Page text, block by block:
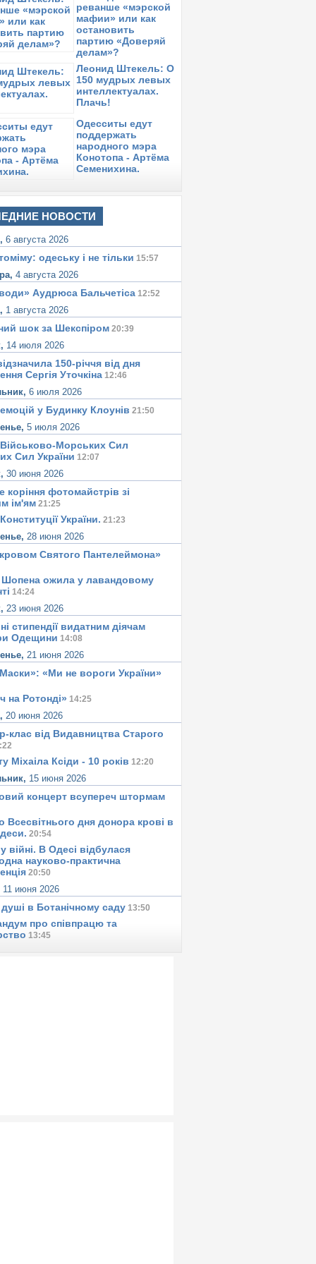
сегодня возле областного
суда»
27 марта 2013в 14:41:
кровь в «деле Евгения Хайкина»?
27 марта 2013в 14:13:
как новое оружие против Евгения
суд оставил Евгения
за решеткой
27 марта 2013в 10:42:
в 11.00 апелляционный суд по
шаги к диктатуре –
в Одесской области!»
реванше «мэрской
мафии» или как
остановить
партию «Доверяй
делам»?
Леонид Штекель: О
150 мудрых левых
интеллектуалах.
Плачь!
Одесситы едут
поддержать
народного мэра
Конотопа - Артёма
Семенихина.
НОВОСТИ
6 августа 2026
одеську i не тiльки 15:57
4 августа 2026
Аудрюса Бальчетiса 12:52
1 августа 2026
шок за Шекспіром 20:39
14 июля 2026
150-річчя від дня
Сергія Уточкіна 12:46
6 июля 2026
у Будинку Клоунів 21:50
5 июля 2026
Морських Сил
Сил України 12:07
30 июня 2026
корiння фотомайстрiв зі
iм'ям 21:25
України. 21:23
28 июня 2026
Святого Пантелеймона»
Шопена ожила у лавандовому
14:24
23 июня 2026
стипендії видатним діячам
Одещини 14:08
21 июня 2026
«Ми не вороги України»
на Ротонді» 14:25
20 июня 2026
клас від Видавництва Старого
Міхаіла Ксіди - 10 років 12:20
15 июня 2026
концерт всупереч штормам
Всесвітнього дня донора крові в
20:54
у вiйнi. В Одесi вiдбулася
науково-практична
20:50
11 июня 2026
душi в Ботанiчному саду 13:50
про співпрацю та
13:45